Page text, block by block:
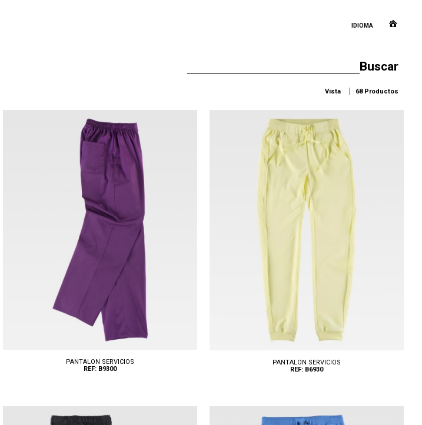
IDIOMA
Vista 68 Productos
PANTALON SERVICIOS
REF: B9300
PANTALON SERVICIOS
REF: B6930